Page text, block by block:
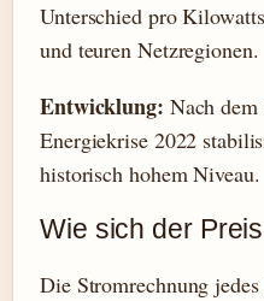
Unterschied pro
und teuren Netzregionen.
Entwicklung: Nach
Energiekrise 2022
historisch hohem Niveau.
Wie sich der
Die Stromrechnung